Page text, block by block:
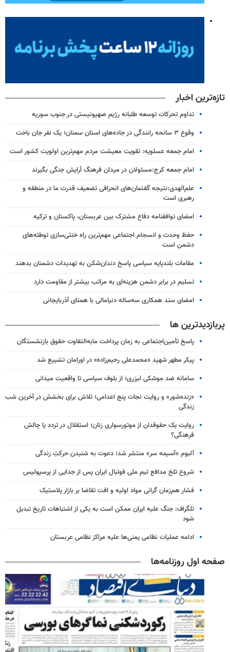
تازه‌ترین اخبار
تداوم تحرکات توسعه طلبانه رژیم صهیونیستی در جنوب سوریه
وقوع ۳ سانحه رانندگی در جاده‌های استان سمنان؛ یک نفر جان باخت
امام جمعه عسلویه: تقویت معیشت مردم مهم‌ترین اولویت کشور است
امام جمعه کرج:مسئولان در میدان فرهنگ آرایش جنگی بگیرند
علم‌الهدی:نتیجه گفتمان‌های انحرافی تضعیف قدرت ما در منطقه و
رهبری است
امضای توافقنامه دفاع مشترک بین عربستان، پاکستان و ترکیه
حفظ وحدت و انسجام اجتماعی مهم‌ترین راه خنثی‌سازی توطئه‌های
دشمن است
مقامات بلندپایه سیاسی پاسخ دندان‌شکن به تهدیدات دشمنان بدهند
تسلیم در برابر دشمن هزینه‌ای به مراتب بیشتر از مقاومت دارد
امضای سند همکاری سه‌ساله دنیامالی با همتای آذربایجانی
پربازدیدترین ها
پاسخ تأمین‌اجتماعی به زمان پرداخت مابه‌التفاوت حقوق بازنشستگان
پیکر مطهر شهید «محمدعلی رحیم‌زاده» در اورامان تشییع شد
سامانه ضد موشکی لیزری؛ از بلوف سیاسی تا واقعیت میدانی
«زنده‌شور» و روایت نجات پنج اعدامی؛ تلاش برای بخشش در آخرین شب
زندگی
روایت یک حقوقدان از موتورسواری زنان؛ استقلال در تردد یا چالش
فرهنگی؟
آلبوم «آسیمه سر» منتشر شد؛ دعوت به شنیدن حرکتِ زندگی
شروع تلخ مدافع تیم ملی فوتبال ایران پس از جدایی از پرسپولیس
فشار هم‌زمان گرانی مواد اولیه و افت تقاضا بر بازار پلاستیک
تلگراف: جنگ علیه ایران ممکن است به یکی از اشتباهات تاریخ تبدیل
شود
ادامه عملیات نظامی یمنی‌ها علیه مراکز نظامی عربستان
صفحه اول روزنامه‌ها